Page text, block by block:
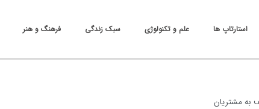
استارتاپ ها علم و تکنولوژی سبک زندگی فرهنگ و هنر